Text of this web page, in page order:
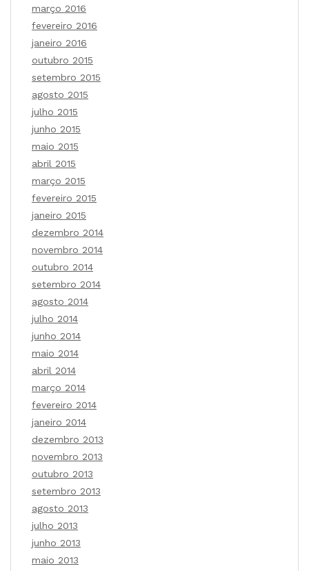
março 2016
fevereiro 2016
janeiro 2016
outubro 2015
setembro 2015
agosto 2015
julho 2015
junho 2015
maio 2015
abril 2015
março 2015
fevereiro 2015
janeiro 2015
dezembro 2014
novembro 2014
outubro 2014
setembro 2014
agosto 2014
julho 2014
junho 2014
maio 2014
abril 2014
março 2014
fevereiro 2014
janeiro 2014
dezembro 2013
novembro 2013
outubro 2013
setembro 2013
agosto 2013
julho 2013
junho 2013
maio 2013